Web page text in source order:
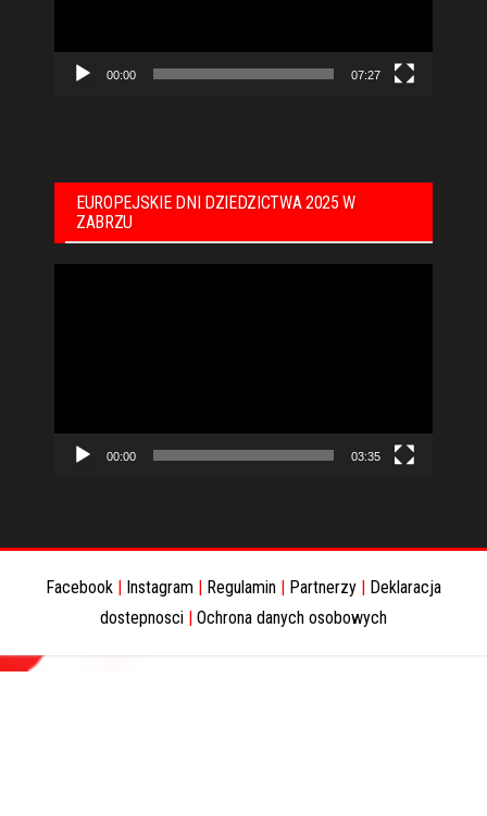
00:00 07:27
EUROPEJSKIE DNI DZIEDZICTWA 2025 W
ZABRZU
00:00 03:35
Facebook | Instagram | Regulamin | Partnerzy | Deklaracja
dostepnosci | Ochrona danych osobowych